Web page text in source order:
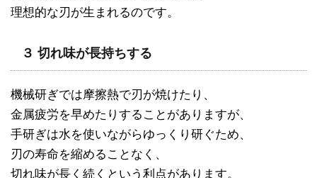
理想的な刃が生まれるのです。
３ 切れ味が長持ちする
機械研ぎでは摩擦熱で刃が焼けたり、
金属疲労を早めたりすることがありますが、
手研ぎは水を使いながらゆっくり研ぐため、
刃の寿命を縮めることなく、
切れ味が長く続くという利点があります。